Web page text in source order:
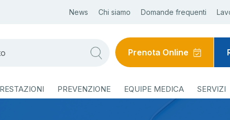
News Chi siamo Domande frequenti
Prenota Online
PREVENZIONE EQUIPE MEDICA SERVIZI